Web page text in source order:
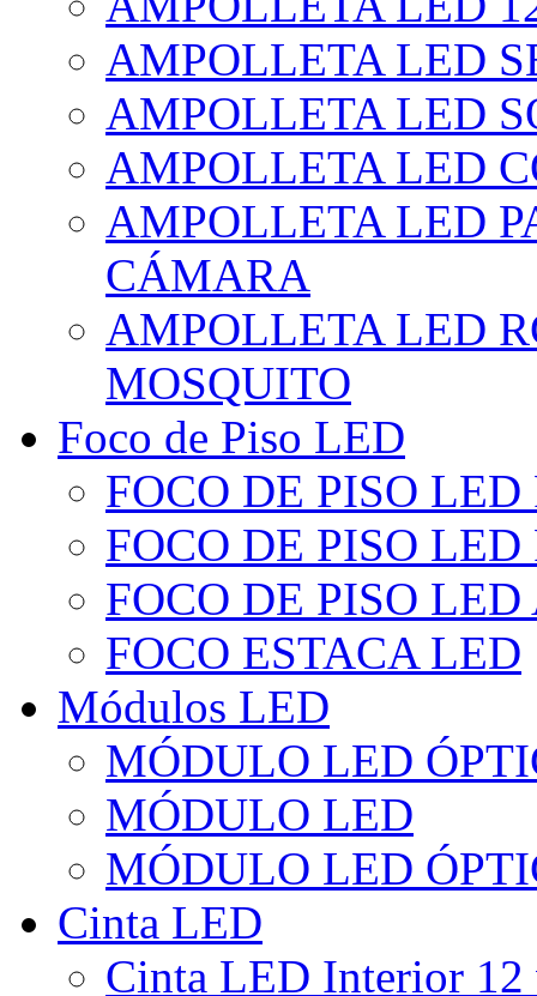
AMPOLLETA LED
AMPOLLETA LED
AMPOLLETA LED
AMPOLLETA LED
CÁMARA
AMPOLLETA LED
MOSQUITO
Foco de Piso LED
FOCO DE PISO
FOCO DE PISO
FOCO DE PISO
FOCO ESTACA LED
Módulos LED
MÓDULO LED
MÓDULO LED
MÓDULO LED
Cinta LED
Cinta LED Interior